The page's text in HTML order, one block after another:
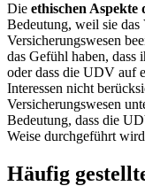
Die ethischen
Bedeutung, weil sie das
Versicherungswesen
das Gefühl haben, dass
oder dass die UDV auf
Interessen nicht
Versicherungswesen
Bedeutung, dass die
Weise durchgeführt
Häufig